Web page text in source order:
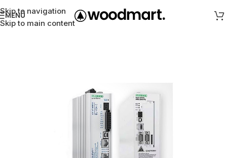
Skip to navigation
Skip to main content
MENÜ